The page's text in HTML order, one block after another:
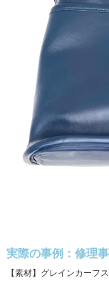
実際の事例：修
【素材】グレインカー